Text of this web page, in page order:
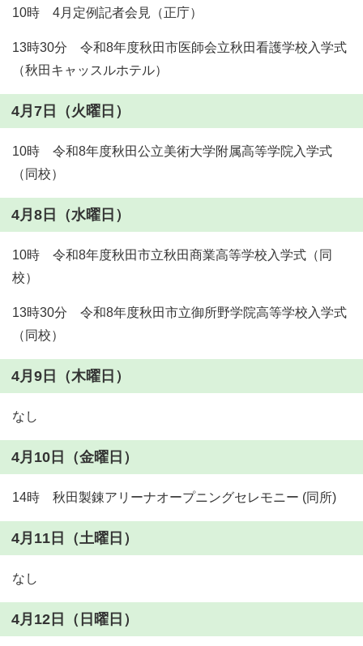
10時 4月定例記者会見（正庁）
13時30分 令和8年度秋田市医師会立秋田看護学校入学式
（秋田キャッスルホテル）
4月7日（火曜日）
10時 令和8年度秋田公立美術大学附属高等学院入学式
（同校）
4月8日（水曜日）
10時 令和8年度秋田市立秋田商業高等学校入学式（同
校）
13時30分 令和8年度秋田市立御所野学院高等学校入学式
（同校）
4月9日（木曜日）
なし
4月10日（金曜日）
14時 秋田製錬アリーナオープニングセレモニー (同所)
4月11日（土曜日）
なし
4月12日（日曜日）